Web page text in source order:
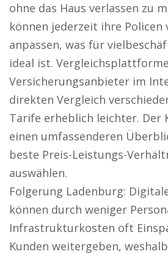
ohne das Haus verlassen zu
können jederzeit ihre Policen
anpassen, was für
ideal ist.
Versicherungsanbieter im
direkten Vergleich
Tarife erheblich leichter. Der
einen umfassenderen
beste Preis-Leistungs-
auswählen.
Folgerung Ladenburg:
können durch weniger
Infrastrukturkosten oft
Kunden weitergeben,